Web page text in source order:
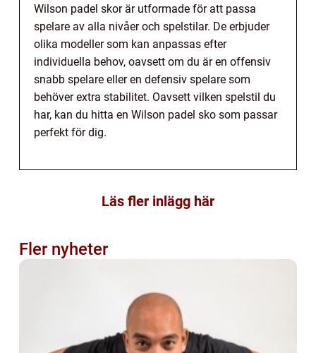
Wilson padel skor är utformade för att passa
spelare av alla nivåer och spelstilar. De erbjuder
olika modeller som kan anpassas efter
individuella behov, oavsett om du är en offensiv
snabb spelare eller en defensiv spelare som
behöver extra stabilitet. Oavsett vilken spelstil du
har, kan du hitta en Wilson padel sko som passar
perfekt för dig.
Läs fler inlägg här
Fler nyheter